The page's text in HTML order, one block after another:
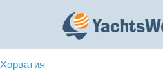
Хорватия